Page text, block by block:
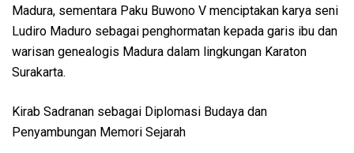
Madura, sementara Paku Buwono V menciptakan karya seni
Ludiro Maduro sebagai penghormatan kepada garis ibu dan
warisan genealogis Madura dalam lingkungan Karaton
Surakarta.
Kirab Sadranan sebagai Diplomasi Budaya dan
Penyambungan Memori Sejarah